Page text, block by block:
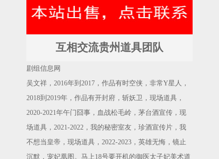
互相交流贵州道具团队
剧组信息网
吴文祥，2016年到2017，作品有时空侠，非常Y星人，
2018到2019年，作品有开封府，斩妖卫，现场道具，
2020-2021年午门囧事，血战松毛岭，茅台酒宣传，现
场道具，2021-2022，我的秘密室友，珍酒宣传片，我
不想当皇帝，现场道具，2022-2023，英雄无悔，镜止
沉默，宠妃凰图。马上18号要开机的御医太子妃美术道